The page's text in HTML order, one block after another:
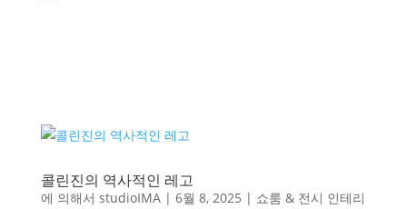
콜린진의 역사적인 레고
에 의해서 studioIMA| 6월 8, 2025 | 쇼룸 & 전시 인테리